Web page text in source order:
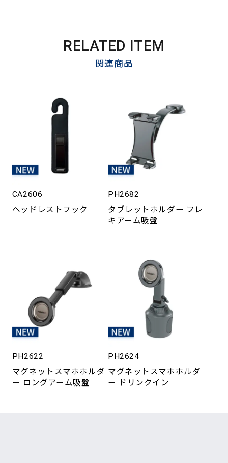
RELATED ITEM
関連商品
CA2606
ヘッドレストフック
PH2682
タブレットホルダー フレ
キアーム吸盤
PH2622
マグネットスマホホルダ
ー ロングアーム吸盤
PH2624
マグネットスマホホルダ
ー ドリンクイン